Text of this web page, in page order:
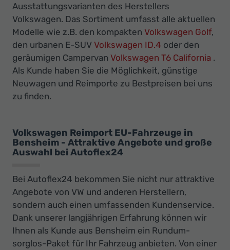
Ausstattungsvarianten des Herstellers
Volkswagen. Das Sortiment umfasst alle aktuellen
Modelle wie z.B. den kompakten Volkswagen Golf,
den urbanen E-SUV Volkswagen ID.4 oder den
geräumigen Campervan Volkswagen T6 California .
Als Kunde haben Sie die Möglichkeit, günstige
Neuwagen und Reimporte zu Bestpreisen bei uns
zu finden.
Volkswagen Reimport EU-Fahrzeuge in
Bensheim - Attraktive Angebote und große
Auswahl bei Autoflex24
Bei Autoflex24 bekommen Sie nicht nur attraktive
Angebote von VW und anderen Herstellern,
sondern auch einen umfassenden Kundenservice.
Dank unserer langjährigen Erfahrung können wir
Ihnen als Kunde aus Bensheim ein Rundum-
sorglos-Paket für Ihr Fahrzeug anbieten. Von einer